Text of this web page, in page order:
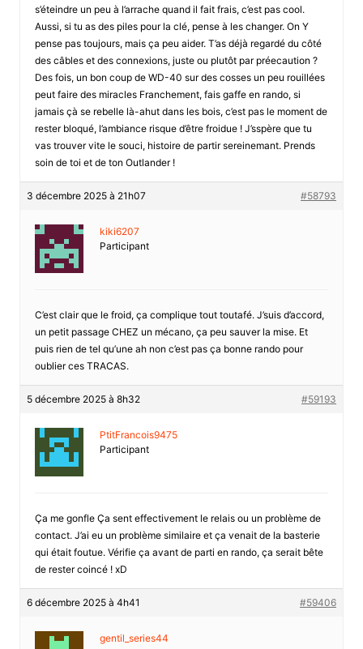
s’éteindre un peu à l’arrache quand il fait frais, c’est pas cool.
Aussi, si tu as des piles pour la clé, pense à les changer. On Y
pense pas toujours, mais ça peu aider. T’as déjà regardé du côté
des câbles et des connexions, juste ou plutôt par préecaution ?
Des fois, un bon coup de WD-40 sur des cosses un peu rouillées
peut faire des miracles Franchement, fais gaffe en rando, si
jamais çà se rebelle là-ahut dans les bois, c’est pas le moment de
rester bloqué, l’ambiance risque d’être froidue ! J’sspère que tu
vas trouver vite le souci, histoire de partir sereinemant. Prends
soin de toi et de ton Outlander !
3 décembre 2025 à 21h07 #58793
kiki6207
Participant
C’est clair que le froid, ça complique tout toutafé. J’suis d’accord,
un petit passage CHEZ un mécano, ça peu sauver la mise. Et
puis rien de tel qu’une ah non c’est pas ça bonne rando pour
oublier ces TRACAS.
5 décembre 2025 à 8h32 #59193
PtitFrancois9475
Participant
Ça me gonfle Ça sent effectivement le relais ou un problème de
contact. J’ai eu un problème similaire et ça venait de la basterie
qui était foutue. Vérifie ça avant de parti en rando, ça serait bête
de rester coincé ! xD
6 décembre 2025 à 4h41 #59406
gentil_series44